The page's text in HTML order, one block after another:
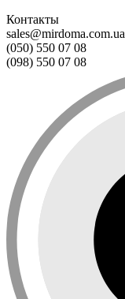
Контакты
sales@mirdoma.com.ua
(050) 550 07 08
(098) 550 07 08